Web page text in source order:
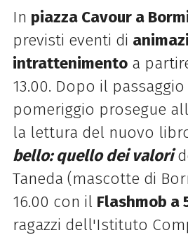
In piazza Cavour a
previsti eventi di
intrattenimentoa
13.00. Dopo il
pomeriggio prosegue
la lettura del nuovo
bello: quello dei valori
Taneda (mascotte di
16.00 con il Flashmob a
ragazzi dell'Istituto